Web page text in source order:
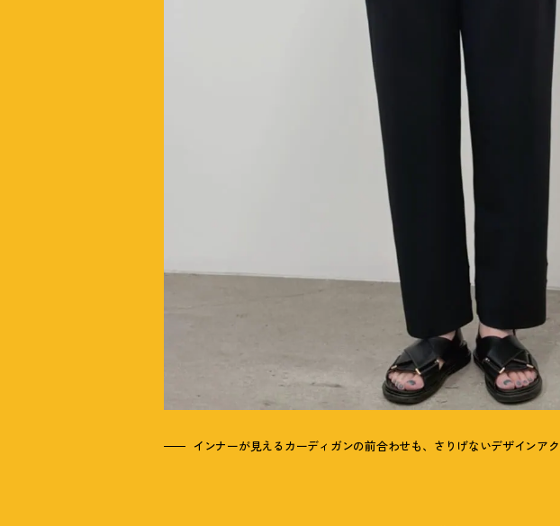
インナーが見えるカーディガンの前合わせも、さりげないデザインア